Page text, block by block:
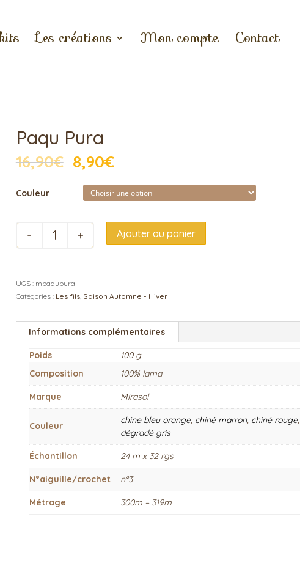
Les créations Mon compte Contact
Paqu Pura
16,90€ 8,90€
Couleur
quantité
Ajouter au panier
UGS : mpaqupura
Catégories : Les fils, Saison Automne - Hiver
Informations complémentaires
Poids
100 g
Composition
100% lama
Marque Mirasol
Couleur
chine bleu orange, chiné marron, chiné rouge,
dégradé gris
Échantillon 24 m x 32 rgs
N°aiguille/crochet n°3
Métrage 300m – 319m